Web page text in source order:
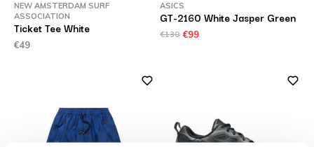
NEW AMSTERDAM SURF
ASSOCIATION
Ticket Tee White
€49
ASICS
GT-2160 White Jasper Green
€130 €99